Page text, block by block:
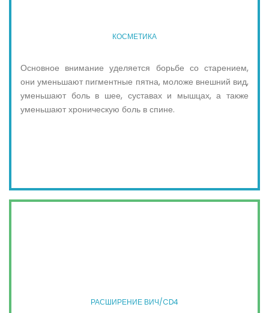
КОСМЕТИКА
Основное внимание уделяется борьбе со старением,
они уменьшают пигментные пятна, моложе внешний вид,
уменьшают боль в шее, суставах и мышцах, а также
уменьшают хроническую боль в спине.
РАСШИРЕНИЕ ВИЧ/CD4